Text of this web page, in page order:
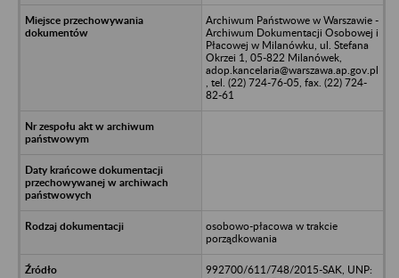
Archiwum Państwowe w Warszawie -
Archiwum Dokumentacji Osobowej i
Płacowej w Milanówku, ul. Stefana
Okrzei 1, 05-822 Milanówek,
adop.kancelaria@warszawa.ap.gov.pl
, tel. (22) 724-76-05, fax. (22) 724-
82-61
osobowo-płacowa w trakcie
porządkowania
992700/611/748/2015-SAK, UNP: